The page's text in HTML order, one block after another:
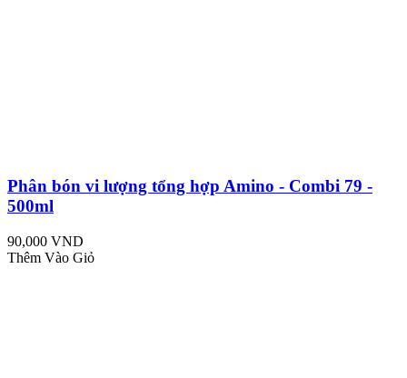
Phân bón vi lượng tổng hợp Amino - Combi 79 -
500ml
90,000 VND
Thêm Vào Giỏ